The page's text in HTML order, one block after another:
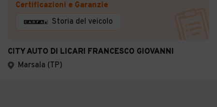
Certificazioni e Garanzie
Storia del veicolo
CITY AUTO DI LICARI FRANCESCO GIOVANNI
Marsala (TP)